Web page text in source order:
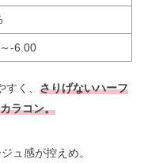
-6.00
すく、さりげないハーフ
ラコン。
ュ感が控えめ。